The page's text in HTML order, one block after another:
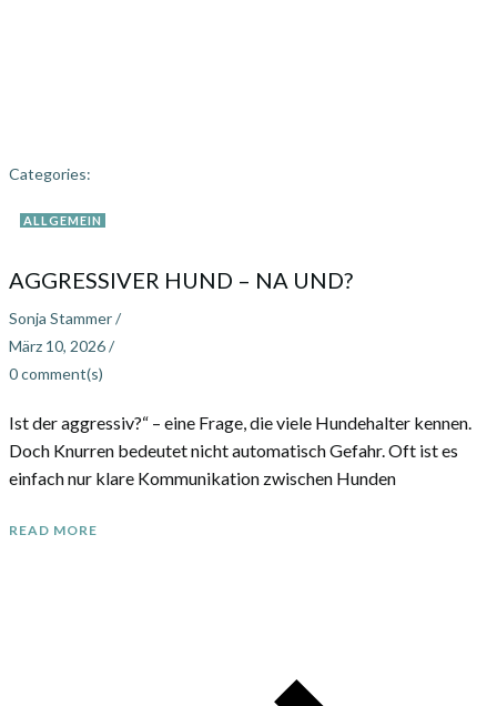
Categories:
ALLGEMEIN
AGGRESSIVER HUND – NA UND?
Sonja Stammer/
März 10, 2026/
0comment(s)
Ist der aggressiv?“ – eine Frage, die viele Hundehalter kennen.
Doch Knurren bedeutet nicht automatisch Gefahr. Oft ist es
einfach nur klare Kommunikation zwischen Hunden
READ MORE